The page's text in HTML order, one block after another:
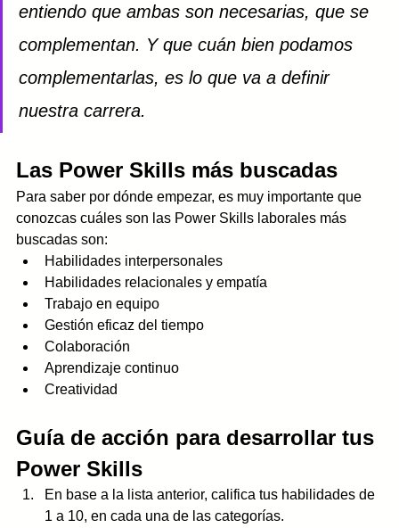
entiendo que ambas son necesarias, que se
complementan. Y que cuán bien podamos
complementarlas, es lo que va a definir
nuestra carrera.
Las Power Skills más buscadas
Para saber por dónde empezar, es muy importante que
conozcas cuáles son las Power Skills laborales más
buscadas son:
Habilidades interpersonales
Habilidades relacionales y empatía
Trabajo en equipo
Gestión eficaz del tiempo
Colaboración
Aprendizaje continuo
Creatividad
Guía de acción para desarrollar tus
Power Skills
En base a la lista anterior, califica tus habilidades de
1 a 10, en cada una de las categorías.